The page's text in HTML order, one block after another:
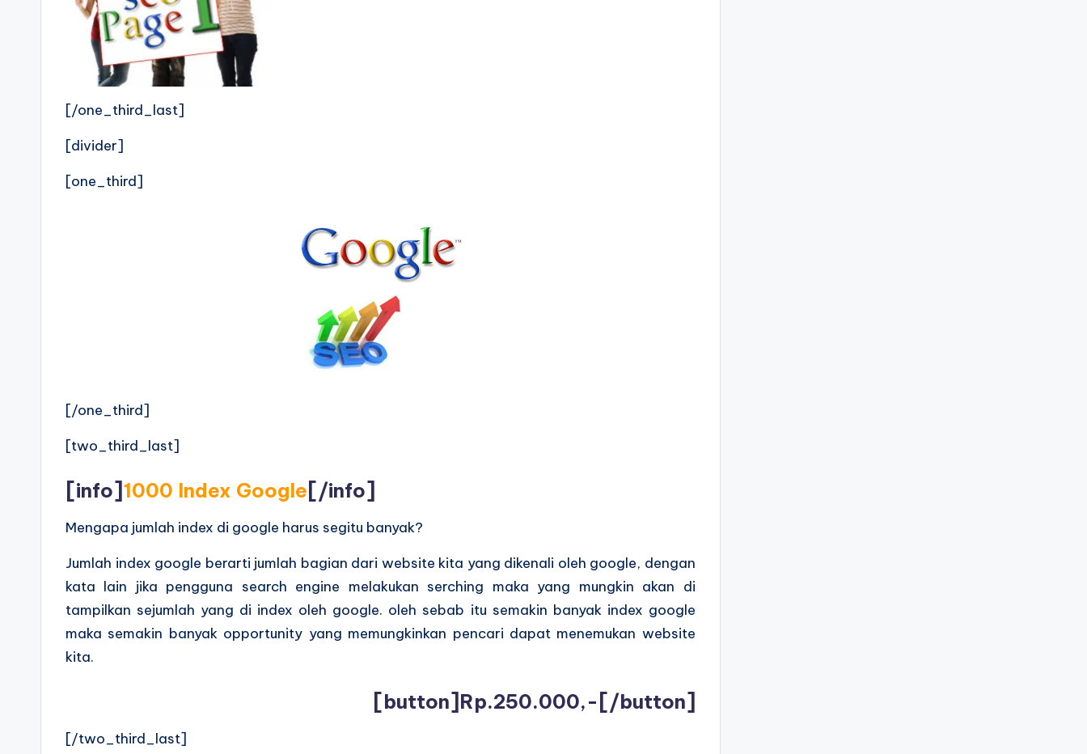
[/one_third_last]
[divider]
[one_third]
[/one_third]
[two_third_last]
[info] 1000 Index Google [/info]
Mengapa jumlah index di google harus segitu banyak?
Jumlah index google berarti jumlah bagian dari website kita yang dikenali oleh google, dengan
kata lain jika pengguna search engine melakukan serching maka yang mungkin akan di
tampilkan sejumlah yang di index oleh google. oleh sebab itu semakin banyak index google
maka semakin banyak opportunity yang memungkinkan pencari dapat menemukan website
kita.
[button]Rp.250.000,-[/button]
[/two_third_last]